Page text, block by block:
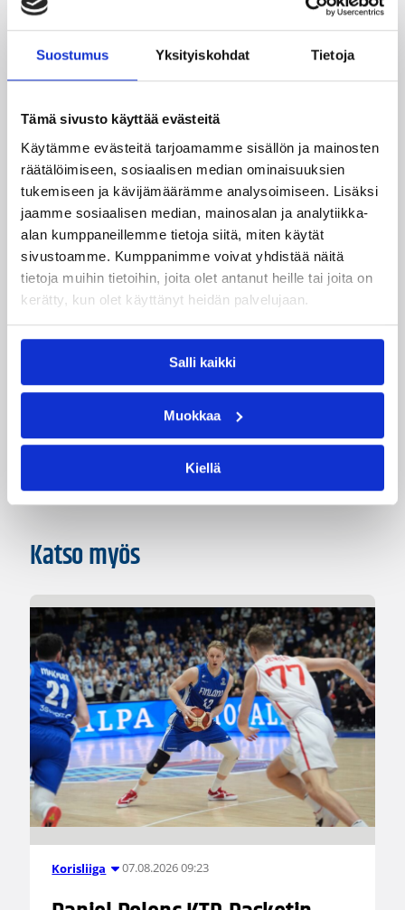
Suostumus Yksityiskohdat Tietoja
Tämä sivusto käyttää evästeitä
Käytämme evästeitä tarjoamamme sisällön ja mainosten
räätälöimiseen, sosiaalisen median ominaisuuksien
tukemiseen ja kävijämäärämme analysoimiseen. Lisäksi
jaamme sosiaalisen median, mainosalan ja analytiikka-
alan kumppaneillemme tietoja siitä, miten käytät
sivustoamme. Kumppanimme voivat yhdistää näitä
tietoja muihin tietoihin, joita olet antanut heille tai joita on
kerätty, kun olet käyttänyt heidän palvelujaan.
Salli kaikki
Muokkaa
Kiellä
Carl Lindbom
Chase Griffin
Hanno Möttölä
Jeb Ivey
Lawrence Hamm
Martin Zeno
Matias Ojala
Matti Nuutinen
Mikko Koivisto
Pasi Riihelä
Roope Ahonen
Timothy Blue
Tyler Tiedeman
Kategoriat
Korisliiga Pääjuttu Sarjat
Katso myös
Korisliiga 07.08.2026 09:23